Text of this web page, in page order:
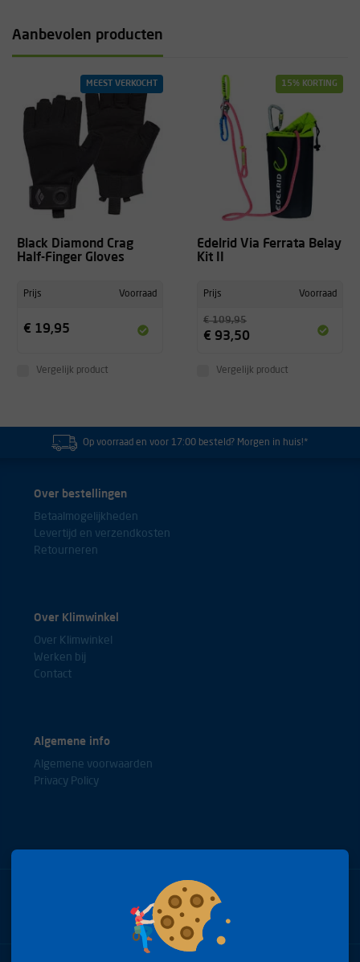
Aanbevolen producten
MEEST VERKOCHT
Black Diamond Crag
Half-Finger Gloves
Prijs Voorraad
€ 19,95
Vergelijk product
15% KORTING
Edelrid Via Ferrata Belay
Kit II
Prijs Voorraad
€ 109,95
€ 93,50
Vergelijk product
Op voorraad en voor 17:00 besteld? Morgen in huis!*
Over bestellingen
Betaalmogelijkheden
Levertijd en verzendkosten
Retourneren
Over Klimwinkel
Over Klimwinkel
Werken bij
Contact
Algemene info
Algemene voorwaarden
Privacy Policy
Bel met onze experts
+31(0)85 0653688